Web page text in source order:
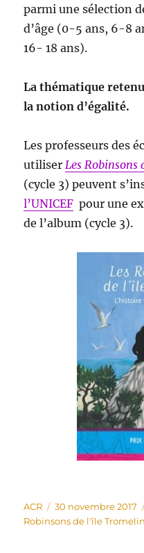
parmi une sélection
d’âge (0-5 ans, 6-8
16- 18 ans).
La thématique
la notion d’égalité.
Les professeurs des
utiliser Les Robinsons
(cycle 3) peuvent
l’UNICEF pour une
de l’album (cycle 3).
Auteur
ACR
Publié
le
30 novembre 2017
Robinsons de l'île Tromelin